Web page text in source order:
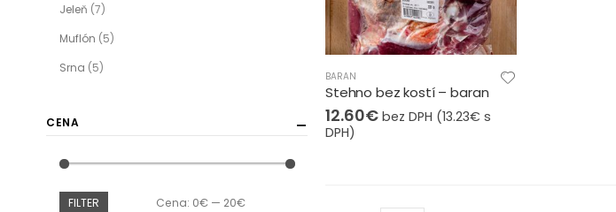
BARAN
Stehno bez kostí – baran
12.60€ bez DPH (13.23€ s
DPH)
Jeleň (7)
Muflón (5)
Srna (5)
CENA
FILTER Cena: 0€ — 20€